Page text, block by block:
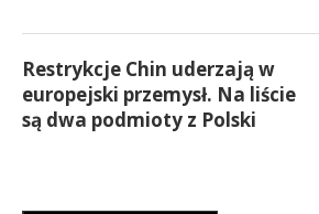
Restrykcje Chin uderzają w
europejski przemysł. Na liście
są dwa podmioty z Polski